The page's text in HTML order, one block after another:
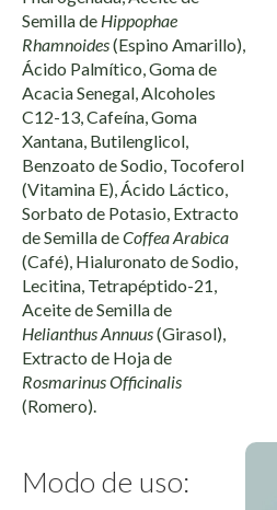
Semilla de Hippophae
Rhamnoides(Espino Amarillo),
Ácido Palmítico, Goma de
Acacia Senegal, Alcoholes
C12-13, Cafeína, Goma
Xantana, Butilenglicol,
Benzoato de Sodio, Tocoferol
(Vitamina E), Ácido Láctico,
Sorbato de Potasio, Extracto
de Semilla deCoffea Arabica
(Café), Hialuronato de Sodio,
Lecitina, Tetrapéptido-21,
Aceite de Semilla de
Helianthus Annuus(Girasol),
Extracto de Hoja de
Rosmarinus Officinalis
(Romero).
Modo de uso: